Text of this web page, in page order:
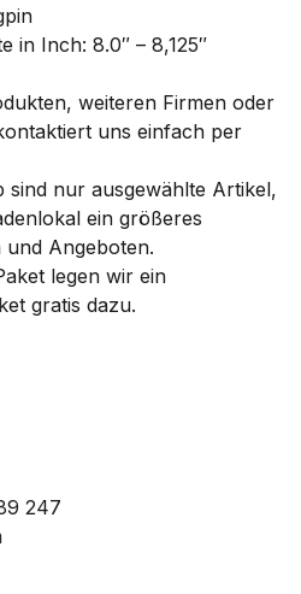
in Inch: 8.0″ – 8,125″
weiteren Firmen oder
uns einfach per
sind nur ausgewählte Artikel,
ein größeres
Angeboten.
legen wir ein
gratis dazu.
247